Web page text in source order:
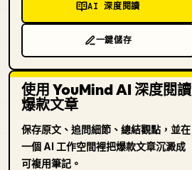
AI 深度閱讀
一鍵儲存
使用 YouMind AI 深度閱讀
爆款文章
保存原文、追問細節、總結觀點，並在
一個 AI 工作空間裡把爆款文章沉澱成
可複用筆記。